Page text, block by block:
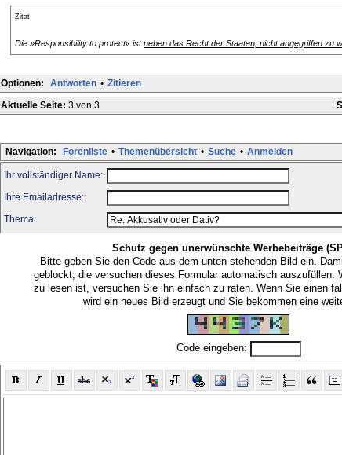
Zitat
Die »Responsibility to protect« istneben das Recht der Staaten, nicht angegriffen zu
Optionen: Antworten • Zitieren
Aktuelle Seite: 3 von 3
Navigation: Forenliste • Themenübersicht • Suche • Anmelden
Ihr vollständiger Name:
Ihre Emailadresse:
Thema:
Schutz gegen unerwünschte Werbebeiträge
Bitte geben Sie den Code aus dem unten stehenden Bild ein.
geblockt, die versuchen dieses Formular automatisch auszufüllen.
zu lesen ist, versuchen Sie ihn einfach zu raten. Wenn Sie einen
wird ein neues Bild erzeugt und Sie bekommen eine
Code eingeben: